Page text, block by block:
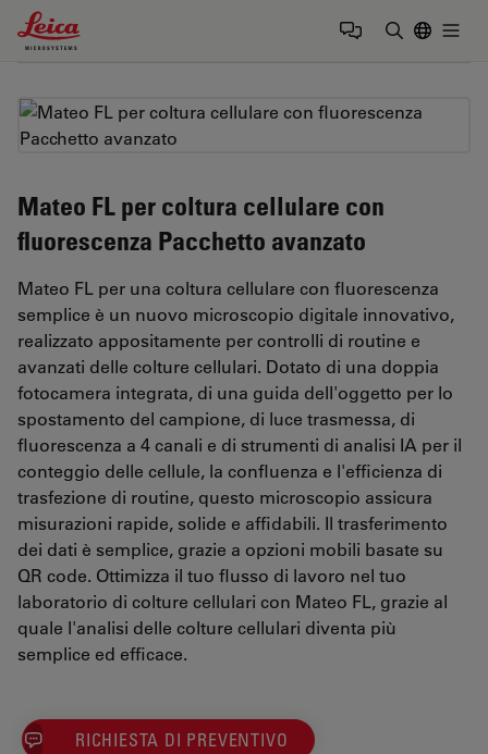
Leica Microsystems Logo
Mateo FL per coltura cellulare con
fluorescenza Pacchetto avanzato
Mateo FL per una coltura cellulare con fluorescenza
semplice è un nuovo microscopio digitale innovativo,
realizzato appositamente per controlli di routine e
avanzati delle colture cellulari. Dotato di una doppia
fotocamera integrata, di una guida dell'oggetto per lo
spostamento del campione, di luce trasmessa, di
fluorescenza a 4 canali e di strumenti di analisi IA per il
conteggio delle cellule, la confluenza e l'efficienza di
trasfezione di routine, questo microscopio assicura
misurazioni rapide, solide e affidabili. Il trasferimento
dei dati è semplice, grazie a opzioni mobili basate su
QR code. Ottimizza il tuo flusso di lavoro nel tuo
laboratorio di colture cellulari con Mateo FL, grazie al
quale l'analisi delle colture cellulari diventa più
semplice ed efficace.
RICHIESTA DI PREVENTIVO